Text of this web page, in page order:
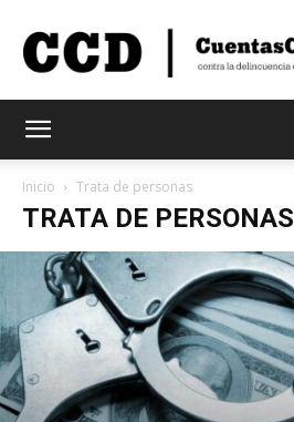
Claras
Digital
Inicio Trata de personas
TRATA DE PERSONAS